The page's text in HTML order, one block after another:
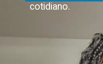
cotidiano.